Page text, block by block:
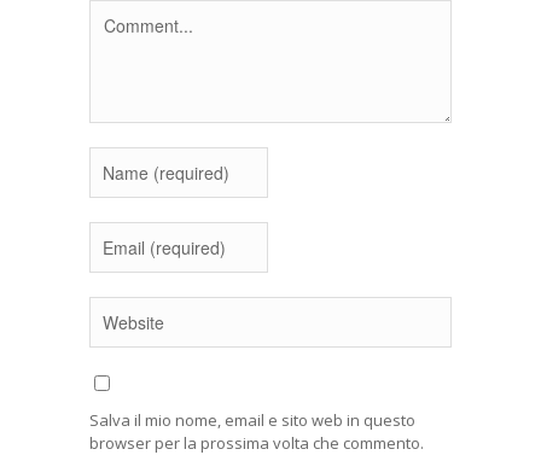
Salva il mio nome, email e sito web in questo
browser per la prossima volta che commento.